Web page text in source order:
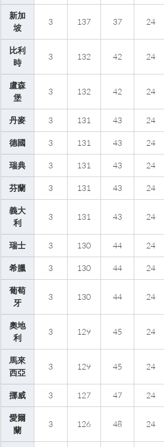
新加
坡
3 137 37 24
比利
時
3 132 42 24
盧森
堡
3 132 42 24
丹麥 3 131 43 24
德國 3 131 43 24
瑞典 3 131 43 24
芬蘭 3 131 43 24
義大
利
3 131 43 24
瑞士 3 130 44 24
希臘 3 130 44 24
葡萄
牙
3 130 44 24
奧地
利
3 129 45 24
馬來
西亞
3 129 45 24
挪威 3 127 47 24
愛爾
蘭
3 126 48 24